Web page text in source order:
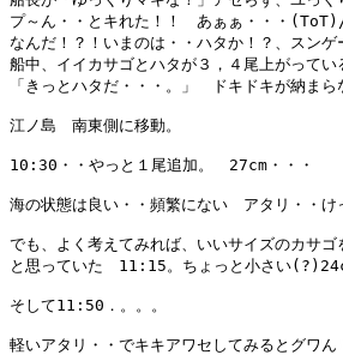
プ～ん・・とキれた！！　あぁぁ・・・
なんだ！？！いまのは・・ハタか！？、スンゲ
船中、イイカサゴとハタが３，４尾上がってい
「きっとハタだ・・・。」　ドキドキが納ま
江ノ島　南東側に移動。
10:30・・やっと１尾追加。　27cm・・・
海の状態は良い・・頻繁にない　アタリ・・け
でも、よく考えてみれば、いいサイズのカサ
と思っていた　11:15。ちょっと小さい
そして11:50．。。。
軽いアタリ・・でキキアワセしてみるとグワ